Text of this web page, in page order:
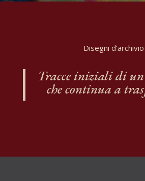
Disegni d’archivio
Tracce iniziali di
che continua a